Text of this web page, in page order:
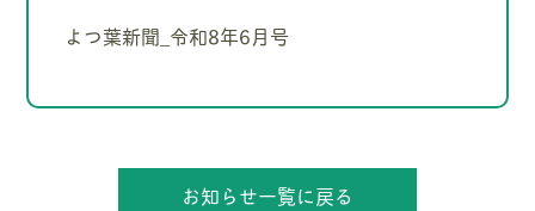
よつ葉新聞_令和8年6月号
お知らせ一覧に戻る